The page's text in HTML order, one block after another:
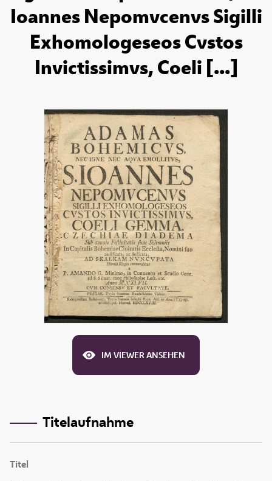
Ioannes Nepomvcenvs Sigilli
Exhomologeseos Cvstos
Invictissimvs, Coeli [...]
IM VIEWER ANSEHEN
Titelaufnahme
Titel